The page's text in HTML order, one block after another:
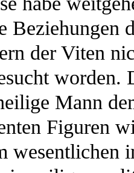
Beziehungen
der Viten
Mann
Figuren
wesentlichen